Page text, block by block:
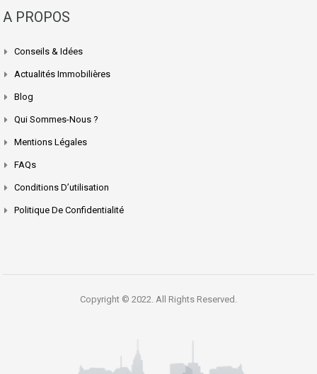
A PROPOS
Conseils & Idées
Actualités Immobilières
Blog
Qui Sommes-Nous ?
Mentions Légales
FAQs
Conditions D’utilisation
Politique De Confidentialité
Copyright © 2022. All Rights Reserved.